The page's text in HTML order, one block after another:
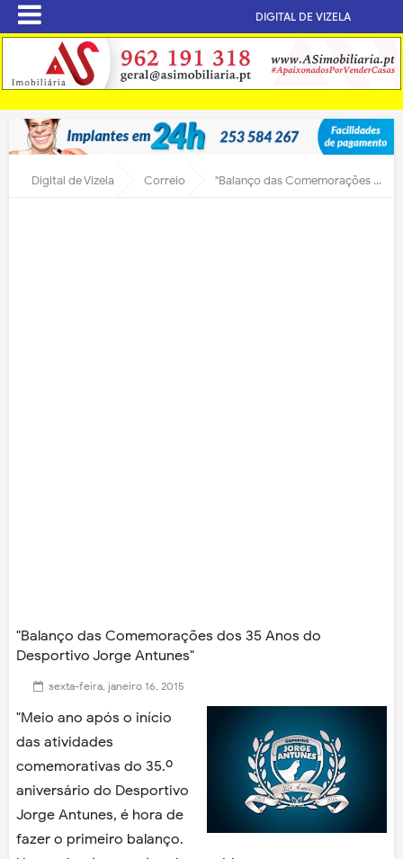
DIGITAL DE VIZELA
Digital de Vizela Correio "Balanço das Comemorações dos 35 Anos do Desportivo Jorge Antunes"
"Balanço das Comemorações dos 35 Anos do
Desportivo Jorge Antunes"
sexta-feira, janeiro 16, 2015
"Meio ano após o início
das atividades
comemorativas do 35.º
aniversário do Desportivo
Jorge Antunes, é hora de
fazer o primeiro balanço.